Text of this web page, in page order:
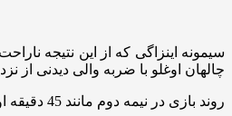
چالهان اوغلو با ضربه والی دیدنی
روند بازی در نیمه دوم مانند 45 دقیقه اول توسط میزبان دنبال می‌شد و شاگردان اینزاگی که به برد در این مسابقه نیاز داشتند نمی‌خواستند به قعرنشین اجازه دهد که با امتیاز ورزشگاه آن‌ها را ترک کند.